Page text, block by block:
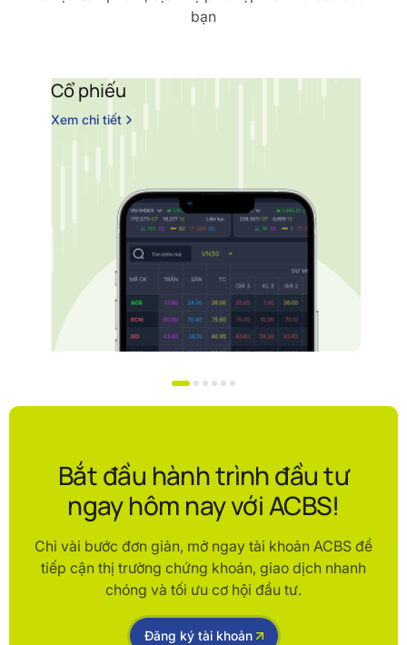
bạn
Cổ phiếu
Xem chi tiết
Bắt đầu hành trình đầu tư
ngay hôm nay với ACBS!
Chỉ vài bước đơn giản, mở ngay tài khoản ACBS để
tiếp cận thị trường chứng khoán, giao dịch nhanh
chóng và tối ưu cơ hội đầu tư.
Đăng ký tài khoản